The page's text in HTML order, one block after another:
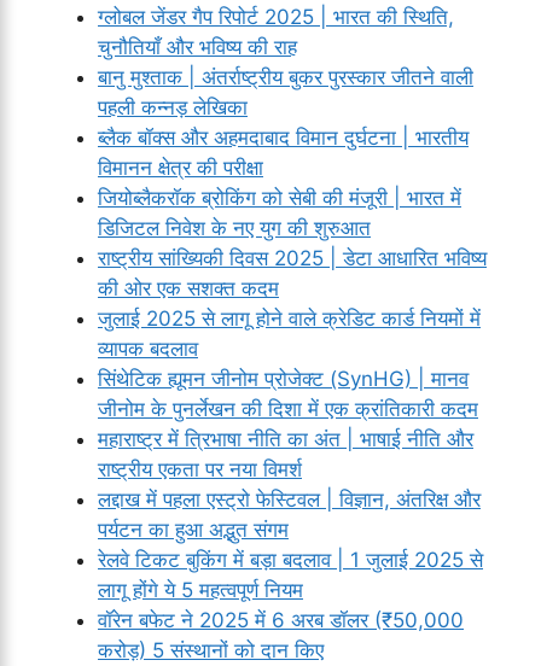
ग्लोबल जेंडर गैप रिपोर्ट 2025 | भारत की स्थिति,
चुनौतियाँ और भविष्य की राह
बानु मुश्ताक | अंतर्राष्ट्रीय बुकर पुरस्कार जीतने वाली
पहली कन्नड़ लेखिका
ब्लैक बॉक्स और अहमदाबाद विमान दुर्घटना | भारतीय
विमानन क्षेत्र की परीक्षा
जियोब्लैकरॉक ब्रोकिंग को सेबी की मंजूरी | भारत में
डिजिटल निवेश के नए युग की शुरुआत
राष्ट्रीय सांख्यिकी दिवस 2025 | डेटा आधारित भविष्य
की ओर एक सशक्त कदम
जुलाई 2025 से लागू होने वाले क्रेडिट कार्ड नियमों में
व्यापक बदलाव
सिंथेटिक ह्यूमन जीनोम प्रोजेक्ट (SynHG) | मानव
जीनोम के पुनर्लेखन की दिशा में एक क्रांतिकारी कदम
महाराष्ट्र में त्रिभाषा नीति का अंत | भाषाई नीति और
राष्ट्रीय एकता पर नया विमर्श
लद्दाख में पहला एस्ट्रो फेस्टिवल | विज्ञान, अंतरिक्ष और
पर्यटन का हुआ अद्भुत संगम
रेलवे टिकट बुकिंग में बड़ा बदलाव | 1 जुलाई 2025 से
लागू होंगे ये 5 महत्वपूर्ण नियम
वॉरेन बफेट ने 2025 में 6 अरब डॉलर (₹50,000
करोड़) 5 संस्थानों को दान किए